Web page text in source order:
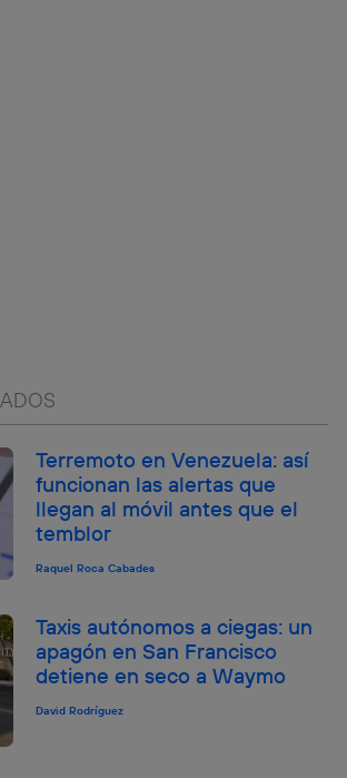
Terremoto en Venezuela: así
funcionan las alertas que
llegan al móvil antes que el
temblor
Raquel Roca Cabades
Taxis autónomos a ciegas: un
apagón en San Francisco
detiene en seco a Waymo
David Rodríguez